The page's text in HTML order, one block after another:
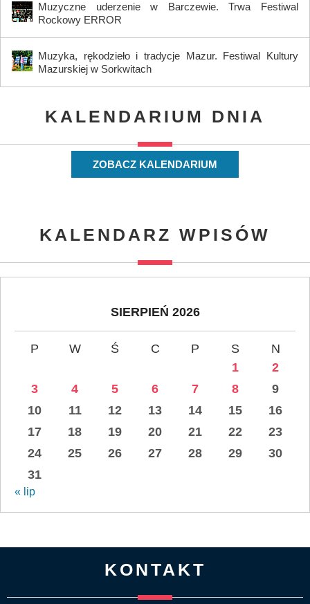
Muzyczne uderzenie w Barczewie. Trwa Festiwal
Rockowy ERROR
Muzyka, rękodzieło i tradycje Mazur. Festiwal Kultury
Mazurskiej w Sorkwitach
KALENDARIUM DNIA
ZOBACZ KALENDARIUM
KALENDARZ WPISÓW
SIERPIEŃ 2026
P W Ś C P S
N
1
2
3
4 5 6 7 8
9
10
11 12 13 14 15
16
17
18 19 20 21 22
23
24
25 26 27 28 29
30
31
« lip
KONTAKT